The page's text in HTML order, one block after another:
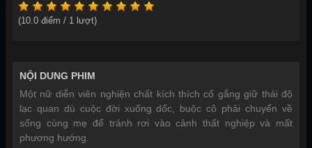
(10.0 điểm / 1 lượt)
NỘI DUNG PHIM
Một nữ diễn viên nghiện chất kích thích cố gắng giữ thái độ
lạc quan dù cuộc đời xuống dốc, buộc cô phải chuyển về
sống cùng mẹ để tránh rơi vào cảnh thất nghiệp và mất
phương hướng.